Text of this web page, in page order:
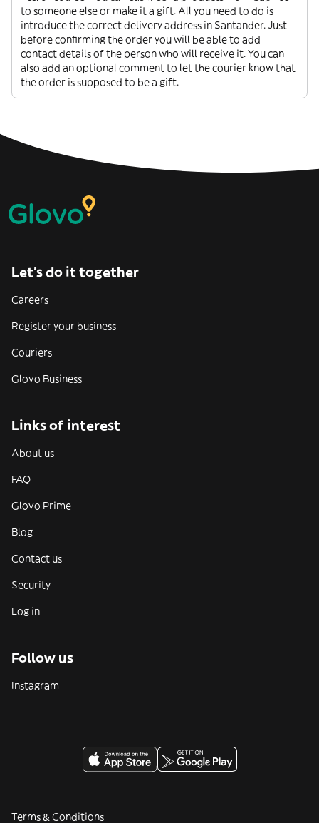
to someone else or make it a gift. All you need to do is
introduce the correct delivery address in Santander. Just
before confirming the order you will be able to add
contact details of the person who will receive it. You can
also add an optional comment to let the courier know that
the order is supposed to be a gift.
Let’s do it together
Careers
Register your business
Couriers
Glovo Business
Links of interest
About us
FAQ
Glovo Prime
Blog
Contact us
Security
Log in
Follow us
Instagram
Terms & Conditions